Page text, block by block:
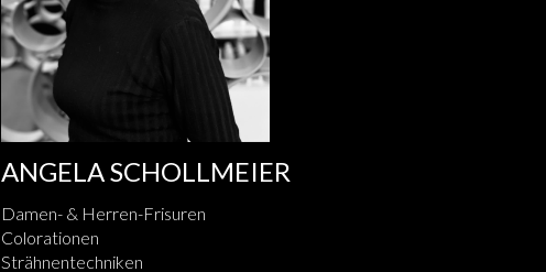
ANGELA SCHOLLMEIER
Damen- & Herren-Frisuren
Colorationen
Strähnentechniken